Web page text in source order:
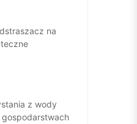
na
z wody